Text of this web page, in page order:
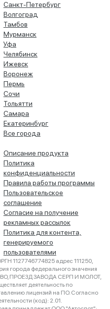
Санкт-Петербург
Волгоград
Тамбов
Мурманск
Уфа
Челябинск
Ижевск
Воронеж
Пермь
Сочи
Тольятти
Самара
Екатеринбург
Все города
Описание продукта
Политика
конфиденциальности
Правила работы программы
Пользовательское
соглашение
Согласие на получение
рекламных рассылок
Политика для контента,
генерируемого
пользователями
1127746774825 адрес 111250,
города федерального значения
ПРОЕЗД ЗАВОДА СЕРП И МОЛОТ,
деятельность по
лицензий на ПО. Согласно
(код): 2.01.